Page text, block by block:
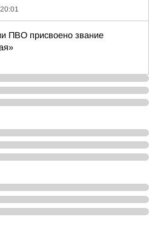
ПВО присвоено звание